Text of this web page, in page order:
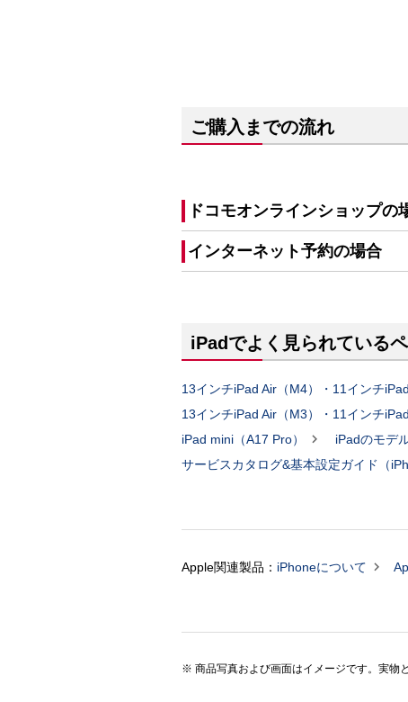
ご購入までの流れ
ドコモオンラインショップの
インターネット予約の場合
iPadでよく見られている
13インチiPad Air（M4）・11インチiPad
13インチiPad Air（M3）・11インチiPad
iPad mini（A17 Pro）  iPadのモデ
サービスカタログ&基本設定ガイド（
Apple関連製品： iPhoneについて 
商品写真および画面はイメージです。実物